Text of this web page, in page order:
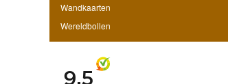
Wandkaarten
Wereldbollen